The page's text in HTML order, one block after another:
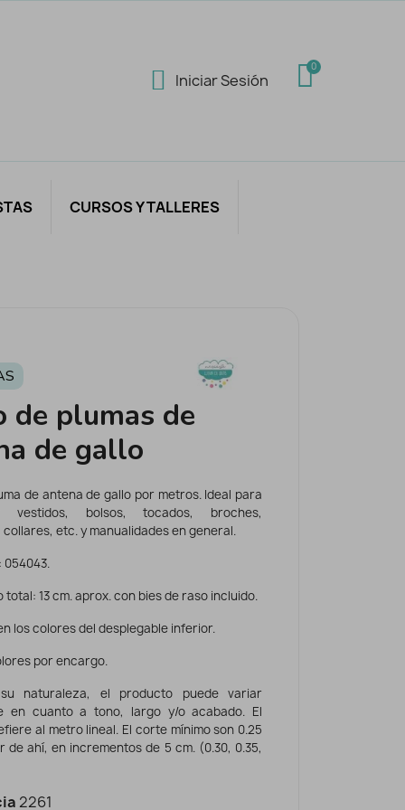
Iniciar Sesión
CURSOS Y TALLERES
de plumas de
de gallo
de antena de gallo por metros. Ideal para
vestidos, bolsos, tocados, broches,
etc. y manualidades en general.
054043.
total: 13 cm. aprox. con bies de raso incluido.
los colores del desplegable inferior.
por encargo.
naturaleza, el producto puede variar
en cuanto a tono, largo y/o acabado. El
al metro lineal. El corte mínimo son 0.25
de ahí, en incrementos de 5 cm. (0.30, 0.35,
2261